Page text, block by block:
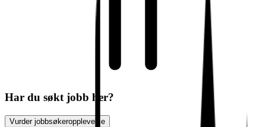
Har du søkt jobb her?
Vurder jobbsøkeropplevelse